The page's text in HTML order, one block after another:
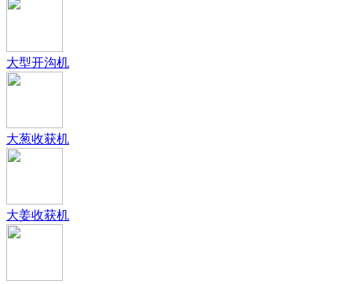
大型开沟机
大葱收获机
大姜收获机